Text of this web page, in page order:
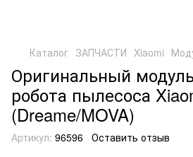
Каталог ЗАПЧАСТИ Xiaomi
Оригинальный
робота пылесоса
(Dreame/MOVA)
Артикул: 96596 Оставить отзыв